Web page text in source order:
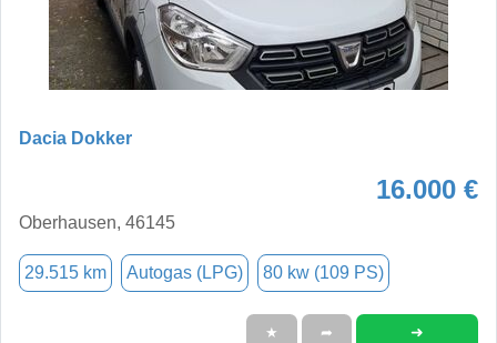
Dacia Dokker
16.000 €
Oberhausen, 46145
29.515 km Autogas (LPG) 80 kw (109 PS)
★ ➦ ➜